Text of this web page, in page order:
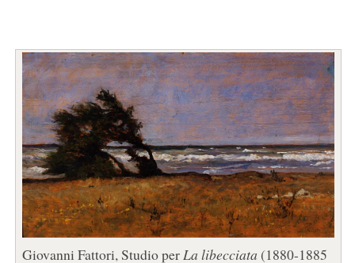
Giovanni Fattori, Studio perLa libecciata (1880-1885